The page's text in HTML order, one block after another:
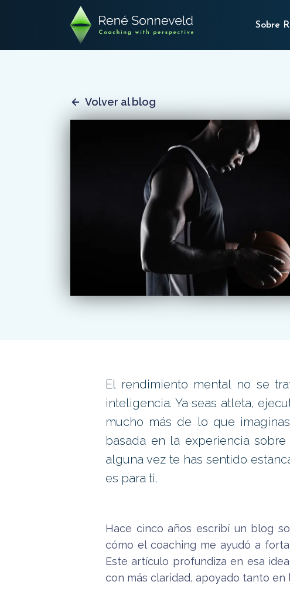
Sobre
Volver al blog
El rendimiento mental no se
inteligencia. Ya seas atleta,
mucho más de lo que
basada en la experiencia
alguna vez te has sentido
es para ti.
Hace cinco años escribí un blog
cómo el coaching me ayudó a
Este artículo profundiza en esa
con más claridad, apoyado tanto